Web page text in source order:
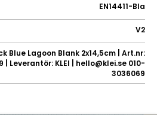
EN14411-BIa
V2
Blue Lagoon Blank 2x14,5cm | Art.nr:
| Leverantör: KLEI | hello@klei.se 010-
3036069